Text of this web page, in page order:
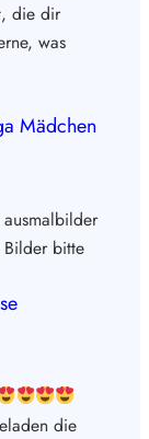
die dir
was
Mädchen
bitte
die